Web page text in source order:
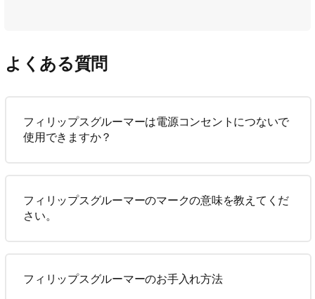
よくある質問
フィリップスグルーマーは電源コンセントにつないで
使用できますか？
フィリップスグルーマーのマークの意味を教えてくだ
さい。
フィリップスグルーマーのお手入れ方法